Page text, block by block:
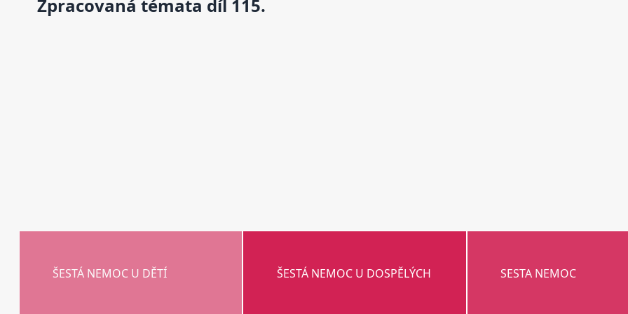
Zpracovaná témata díl 115.
ŠESTÁ NEMOC U DĚTÍ ŠESTÁ NEMOC U DOSPĚLÝCH SESTA NEMOC